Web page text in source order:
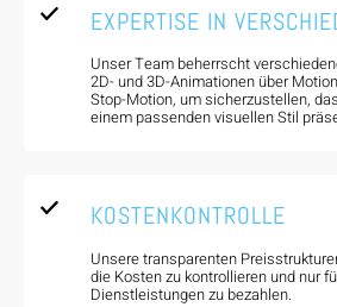
EXPERTISE IN
Unser Team beherrscht
2D- und 3D-Animationen über
Stop-Motion, um sicherzustellen,
einem passenden visuellen Stil
KOSTENKONTROLLE
Unsere transparenten
die Kosten zu kontrollieren und nur
Dienstleistungen zu bezahlen.